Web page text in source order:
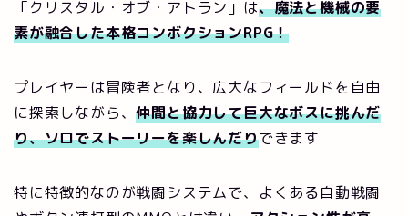
「クリスタル・オブ・アトラン」は、魔法と機械の要
素が融合した本格コンボクションRPG！
プレイヤーは冒険者となり、広大なフィールドを自由
に探索しながら、仲間と協力して巨大なボスに挑んだ
り、ソロでストーリーを楽しんだりできます
特に特徴的なのが戦闘システムで、よくある自動戦闘